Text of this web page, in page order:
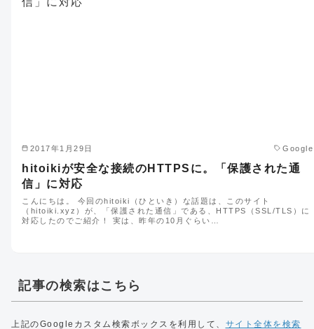
2017年1月29日 Google
hitoikiが安全な接続のHTTPSに。「保護された通
信」に対応
こんにちは。 今回のhitoiki（ひといき）な話題は、このサイト
（hitoiki.xyz）が、「保護された通信」である、HTTPS（SSL/TLS）に
対応したのでご紹介！ 実は、昨年の10月ぐらい…
記事の検索はこちら
上記のGoogleカスタム検索ボックスを利用して、 サイト全体を検索